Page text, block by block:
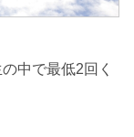
中で最低2回く